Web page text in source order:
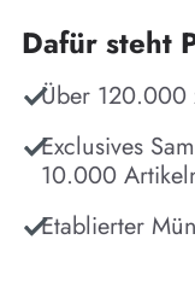
Dafür steht
Über 120.000
Exclusives
10.000
Etablierter